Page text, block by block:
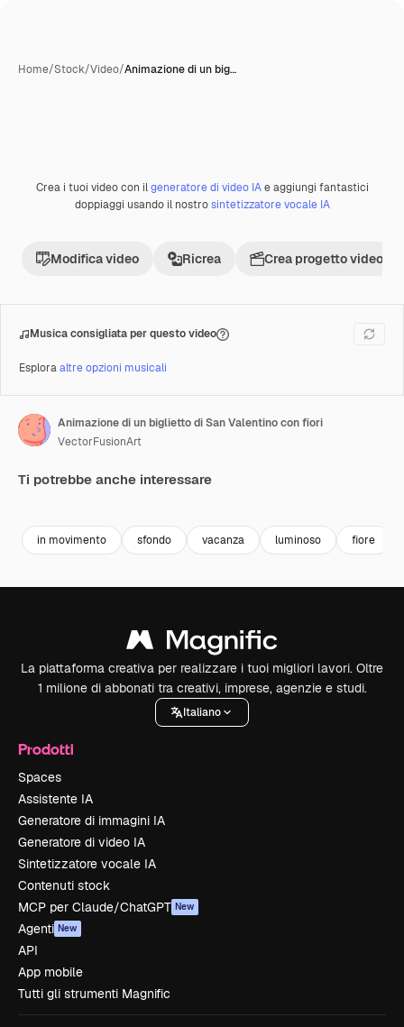
Home/Stock/Video/Animazione di un big…
PremiumCreata con IA
Crea i tuoi video con ilgeneratore di video IAe aggiungi fantastici
doppiaggi usando il nostrosintetizzatore vocale IA
Modifica video Ricrea Crea progetto video
Musica consigliata per questo video
Esploraaltre opzioni musicali
Animazione di un biglietto di San Valentino con fiori
VectorFusionArt
Ti potrebbe anche interessare
in movimento sfondo vacanza luminoso fiore
La piattaforma creativa per realizzare i tuoi migliori lavori. Oltre
1 milione di abbonati tra creativi, imprese, agenzie e studi.
Italiano
Prodotti
Spaces
Assistente IA
Generatore di immagini IA
Generatore di video IA
Sintetizzatore vocale IA
Contenuti stock
MCP per Claude/ChatGPT New
Agenti New
API
App mobile
Tutti gli strumenti Magnific